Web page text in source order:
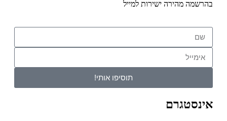
בהרשמה מהירה ישירות למייל
תוסיפו אותי!
אינסטגרם